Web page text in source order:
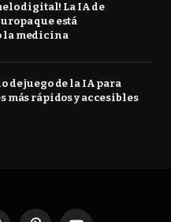
digital! La IA de
que está
la medicina
de juego de la IA para
más rápidos y accesibles